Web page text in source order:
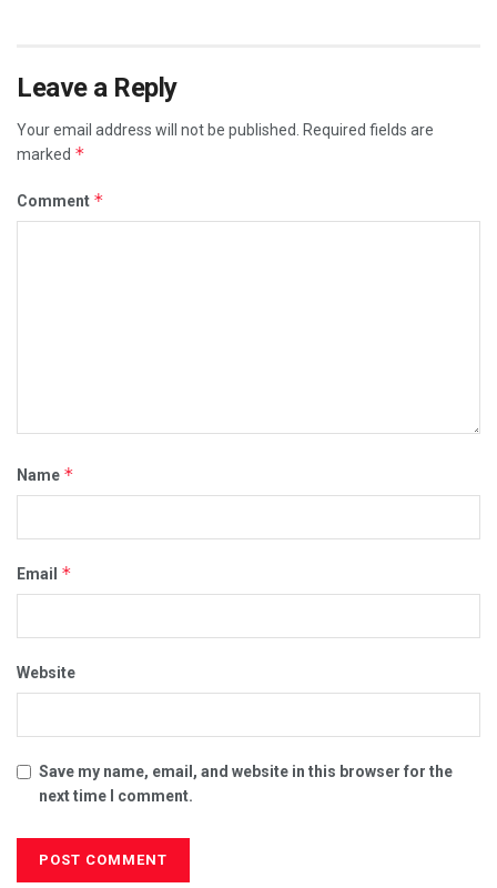
Leave a Reply
Your email address will not be published.
Required fields are
marked *
Comment *
Name *
Email *
Website
Save my name, email, and website in this browser for the
next time I comment.